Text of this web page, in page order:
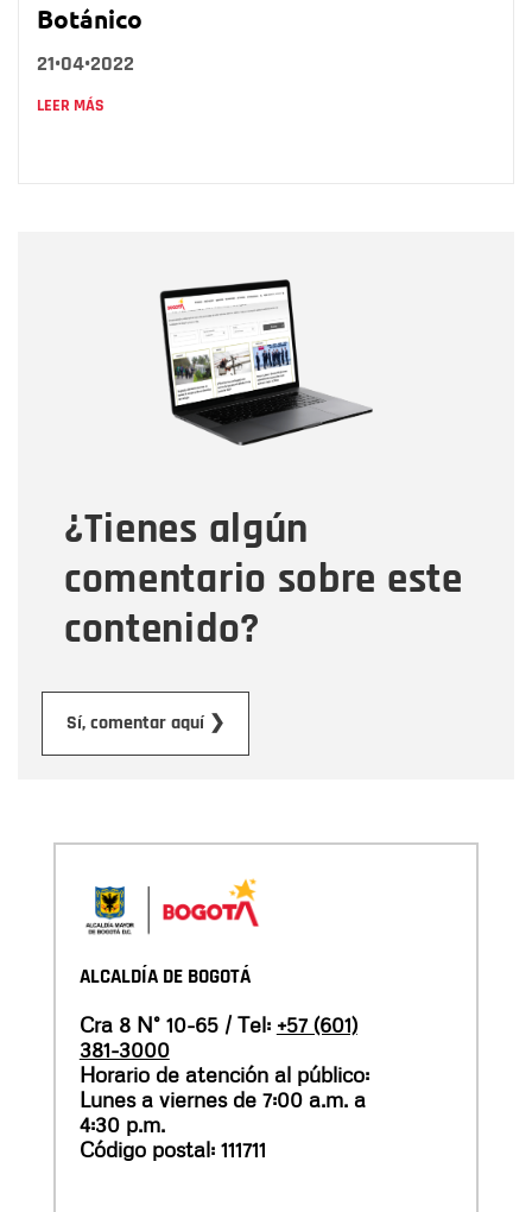
Botánico
21•04•2022
LEER MÁS
¿Tienes algún
comentario sobre este
contenido?
Sí, comentar aquí ❯
Correo electrónico
Tipo de comentario
Mensaje
ALCALDÍA DE BOGOTÁ
Cra 8 N° 10-65 / Tel: +57 (601)
381-3000
Horario de atención al público:
Lunes a viernes de 7:00 a.m. a
4:30 p.m.
Código postal: 111711